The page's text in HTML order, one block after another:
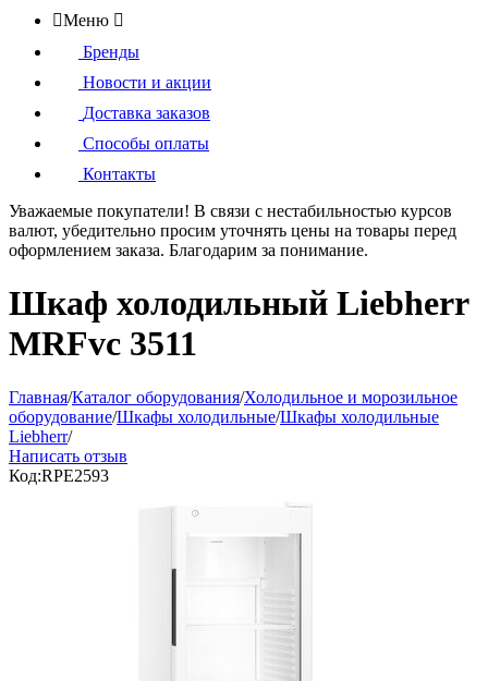
Меню 
Бренды
Новости и акции
Доставка заказов
Способы оплаты
Контакты
Уважаемые покупатели! В связи с нестабильностью курсов
валют, убедительно просим уточнять цены на товары перед
оформлением заказа. Благодарим за понимание.
Шкаф холодильный Liebherr
MRFvc 3511
Главная/Каталог оборудования/Холодильное и морозильное
оборудование/Шкафы холодильные/Шкафы холодильные
Liebherr/
Написать отзыв
Код:RPE2593